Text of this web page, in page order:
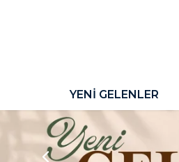
YENİ GELENLER